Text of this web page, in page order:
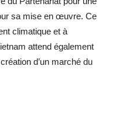
sa mise en œuvre. Ce
climatique et à
attend également
d’un marché du